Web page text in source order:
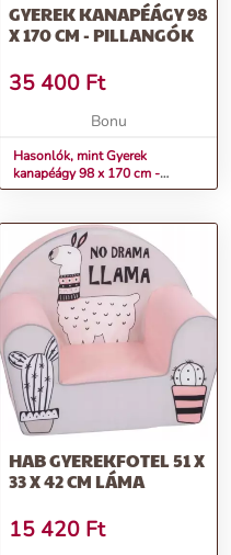
GYEREK KANAPÉÁGY 98
X 170 CM - PILLANGÓK
35 400 Ft
Bonu
Hasonlók, mint Gyerek
kanapéágy 98 x 170 cm -
Pillangók
HAB GYEREKFOTEL 51 X
33 X 42 CM LÁMA
15 420 Ft